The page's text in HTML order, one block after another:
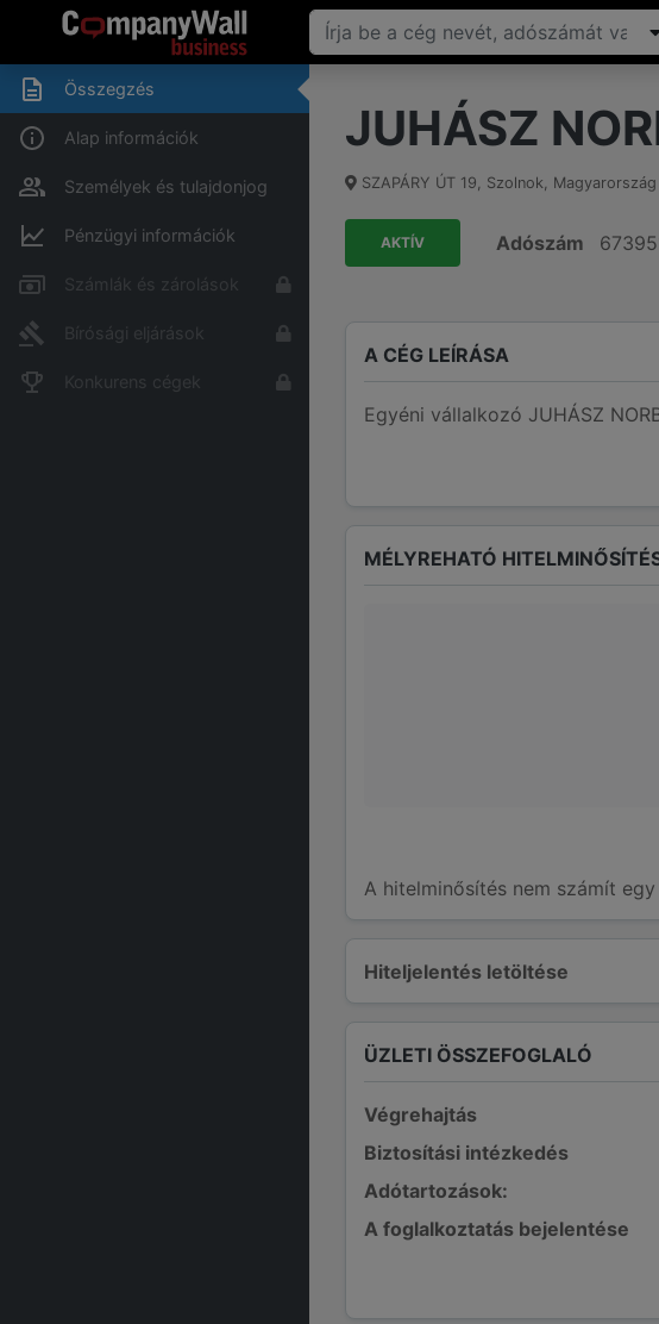
Összegzés
Alap információk
Személyek és tulajdonjog
Pénzügyi információk
Számlák és zárolások
Bírósági eljárások
Konkurens cégek
JUHÁSZ
SZAPÁRY ÚT 19, Szolnok, Magyarország
AKTÍV Adószám
A CÉG LEÍRÁSA
Egyéni vállalkozó JUHÁSZ
Hiteljelentés letöltése
MÉLYREHATÓ
A hitelminősítés nem számít
ÜZLETI ÖSSZEFOGLALÓ
Végrehajtás
Biztosítási intézkedés
Adótartozások:
A foglalkoztatás bejelentése